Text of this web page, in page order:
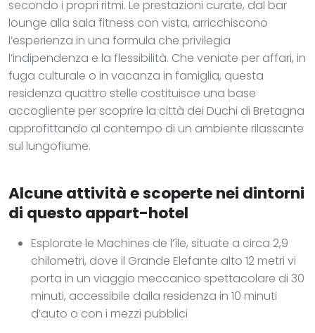
secondo i propri ritmi. Le prestazioni curate, dal bar
lounge alla sala fitness con vista, arricchiscono
l’esperienza in una formula che privilegia
l’indipendenza e la flessibilità. Che veniate per affari, in
fuga culturale o in vacanza in famiglia, questa
residenza quattro stelle costituisce una base
accogliente per scoprire la città dei Duchi di Bretagna
approfittando al contempo di un ambiente rilassante
sul lungofiume.
Alcune attività e scoperte nei dintorni
di questo appart-hotel
Esplorate le Machines de l’île, situate a circa 2,9
chilometri, dove il Grande Elefante alto 12 metri vi
porta in un viaggio meccanico spettacolare di 30
minuti, accessibile dalla residenza in 10 minuti
d’auto o con i mezzi pubblici